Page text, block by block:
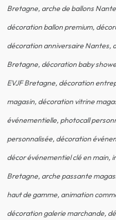
Bretagne, arche de ballons
décoration ballon premium,
décoration anniversaire Nantes,
Bretagne, décoration baby
EVJF Bretagne, décoration
magasin, décoration vitrine
événementielle, photocall
personnalisée, décoration
décor événementiel clé en main,
Bretagne, arche passante
haut de gamme, animation
décoration galerie marchande,